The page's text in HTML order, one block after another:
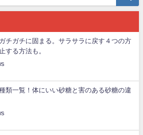
チガチに固まる。サラサラに戻す４つの方
する方法も。
類一覧！体にいい砂糖と害のある砂糖の違